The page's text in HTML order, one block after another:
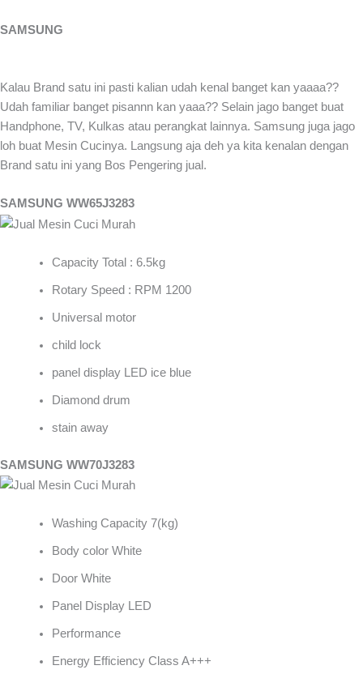
SAMSUNG
Kalau Brand satu ini pasti kalian udah kenal banget kan yaaaa??
Udah familiar banget pisannn kan yaaa?? Selain jago banget buat
Handphone, TV, Kulkas atau perangkat lainnya. Samsung juga jago
loh buat Mesin Cucinya. Langsung aja deh ya kita kenalan dengan
Brand satu ini yang Bos Pengering jual.
SAMSUNG WW65J3283
Capacity Total : 6.5kg
Rotary Speed : RPM 1200
Universal motor
child lock
panel display LED ice blue
Diamond drum
stain away
SAMSUNG WW70J3283
Washing Capacity 7(kg)
Body color White
Door White
Panel Display LED
Performance
Energy Efficiency Class A+++